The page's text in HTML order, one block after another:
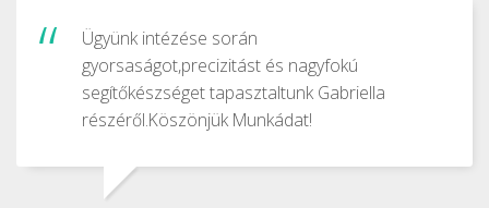
Ügyünk intézése során
gyorsaságot,precizitást és nagyfokú
segítőkészséget tapasztaltunk Gabriella
részéről.Köszönjük Munkádat!